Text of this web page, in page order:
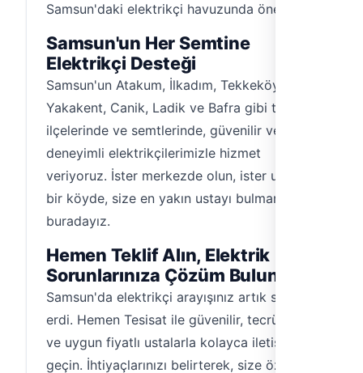
Samsun'daki elektrikçi havuzunda öne çıkın.
Samsun'un Her Semtine
Elektrikçi Desteği
Samsun'un Atakum, İlkadım, Tekkeköy,
Yakakent, Canik, Ladik ve Bafra gibi tüm
ilçelerinde ve semtlerinde, güvenilir ve
deneyimli elektrikçilerimizle hizmet
veriyoruz. İster merkezde olun, ister uzak
bir köyde, size en yakın ustayı bulmanız için
buradayız.
Hemen Teklif Alın, Elektrik
Sorunlarınıza Çözüm Bulun!
Samsun'da elektrikçi arayışınız artık sona
erdi. Hemen Tesisat ile güvenilir, tecrübeli
ve uygun fiyatlı ustalarla kolayca iletişime
geçin. İhtiyaçlarınızı belirterek, size özel